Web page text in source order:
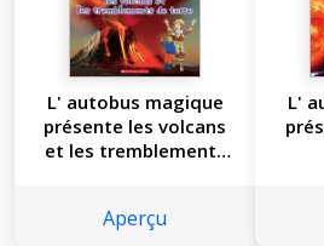
L' autobus magique
présente les volcans
et les tremblements
Aperçu
L'